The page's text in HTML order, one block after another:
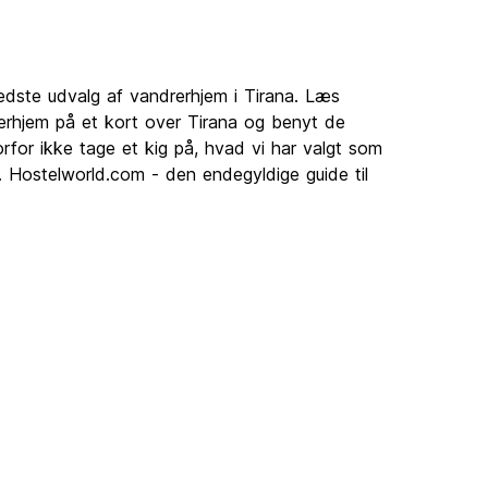
udvalg af vandrerhjem i Tirana. Læs
på et kort over Tirana og benyt de
ikke tage et kig på, hvad vi har valgt som
- den endegyldige guide til